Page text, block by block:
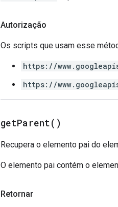
Autorização
Os scripts que usam esse
https://
https://
getParent( )
Recupera o elemento pai do
O elemento pai contém o
Retornar